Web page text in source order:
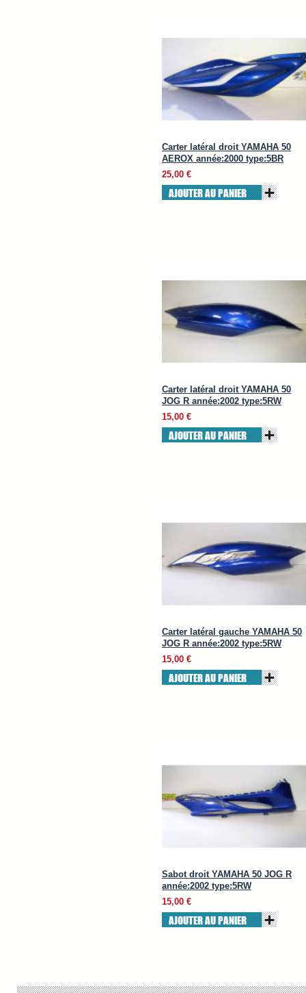
Carter latéral droit YAMAHA 50
AEROX année:2000 type:5BR
25,00 €
AJOUTER AU PANIER
Carter latéral droit YAMAHA 50
JOG R année:2002 type:5RW
15,00 €
AJOUTER AU PANIER
Carter latéral gauche YAMAHA 50
JOG R année:2002 type:5RW
15,00 €
AJOUTER AU PANIER
Sabot droit YAMAHA 50 JOG R
année:2002 type:5RW
15,00 €
AJOUTER AU PANIER